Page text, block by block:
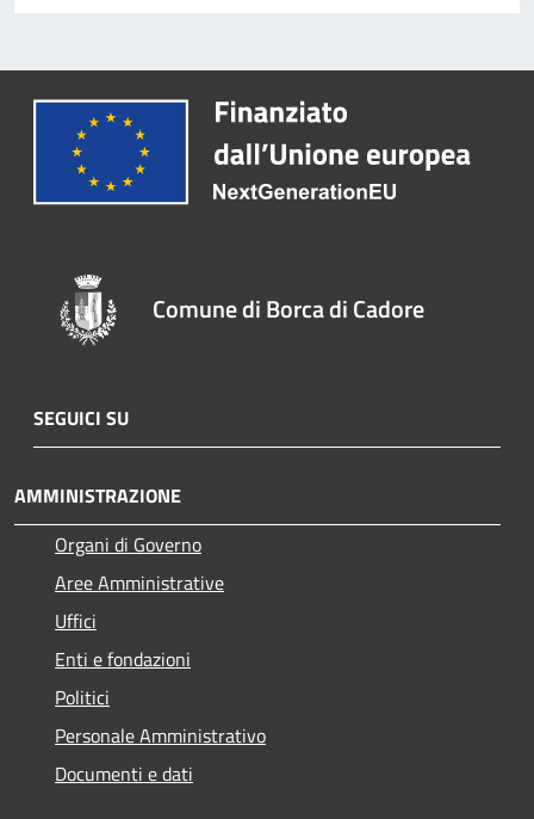
Comune di Borca di Cadore
SEGUICI SU
AMMINISTRAZIONE
Organi di Governo
Aree Amministrative
Uffici
Enti e fondazioni
Politici
Personale Amministrativo
Documenti e dati